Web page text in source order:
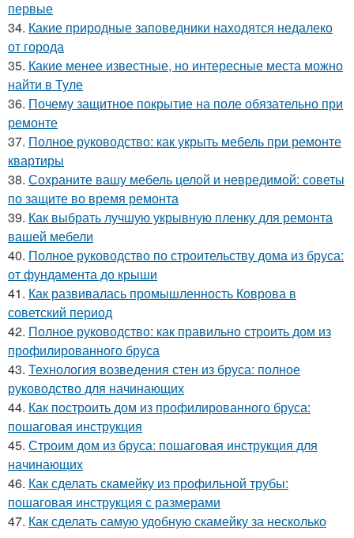
первые
34. Какие природные заповедники находятся недалеко
от города
35. Какие менее известные, но интересные места можно
найти в Туле
36. Почему защитное покрытие на поле обязательно при
ремонте
37. Полное руководство: как укрыть мебель при ремонте
квартиры
38. Сохраните вашу мебель целой и невредимой: советы
по защите во время ремонта
39. Как выбрать лучшую укрывную пленку для ремонта
вашей мебели
40. Полное руководство по строительству дома из бруса:
от фундамента до крыши
41. Как развивалась промышленность Коврова в
советский период
42. Полное руководство: как правильно строить дом из
профилированного бруса
43. Технология возведения стен из бруса: полное
руководство для начинающих
44. Как построить дом из профилированного бруса:
пошаговая инструкция
45. Строим дом из бруса: пошаговая инструкция для
начинающих
46. Как сделать скамейку из профильной трубы:
пошаговая инструкция с размерами
47. Как сделать самую удобную скамейку за несколько